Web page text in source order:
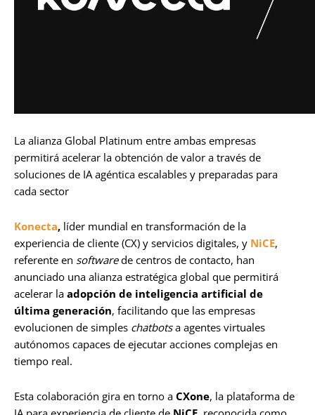
La alianza Global Platinum entre ambas empresas
permitirá acelerar la obtención de valor a través de
soluciones de IA agéntica escalables y preparadas para
cada sector
Konecta, líder mundial en transformación de la
experiencia de cliente (CX) y servicios digitales, y NiCE,
referente en softwarede centros de contacto, han
anunciado una alianza estratégica global que permitirá
acelerar la adopción de inteligencia artificial de
última generación, facilitando que las empresas
evolucionen de simples chatbotsa agentes virtuales
autónomos capaces de ejecutar acciones complejas en
tiempo real.
Esta colaboración gira en torno a CXone, la plataforma de